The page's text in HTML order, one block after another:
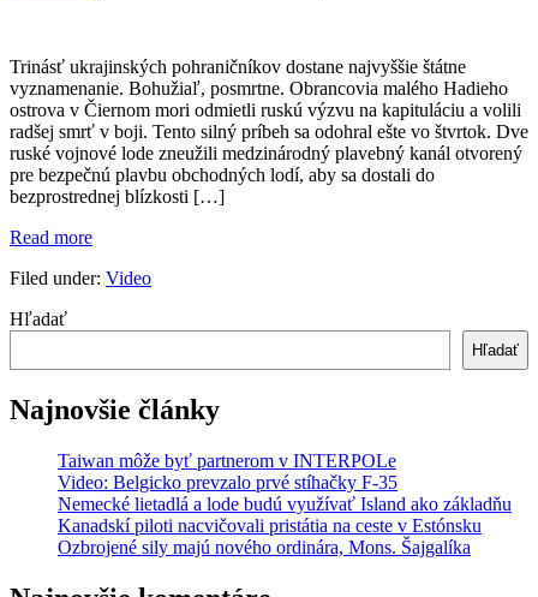
Ukrajincov
sa
postavilo
ruskej
vlajkovej
lodi
Trinásť ukrajinských pohraničníkov dostane najvyššie štátne
vyznamenanie. Bohužiaľ, posmrtne. Obrancovia malého Hadieho
ostrova v Čiernom mori odmietli ruskú výzvu na kapituláciu a volili
radšej smrť v boji. Tento silný príbeh sa odohral ešte vo štvrtok. Dve
ruské vojnové lode zneužili medzinárodný plavebný kanál otvorený
pre bezpečnú plavbu obchodných lodí, aby sa dostali do
bezprostrednej blízkosti […]
Read moreTrinásť
Ukrajincov
vlajkovej
Filed under: Video
Hľadať
Hľadať
Najnovšie články
Taiwan môže byť partnerom v INTERPOLe
Video: Belgicko prevzalo prvé stíhačky F-35
Nemecké lietadlá a lode budú využívať Island ako základňu
Kanadskí piloti nacvičovali pristátia na ceste v Estónsku
Ozbrojené sily majú nového ordinára, Mons. Šajgalíka